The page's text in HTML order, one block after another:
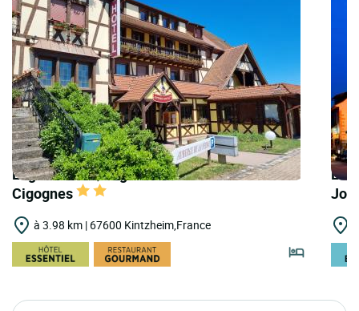
Logis Hôtels | Logis Hôtel Au Parc des
Cigognes
à 3.98 km | 67600 Kintzheim,France